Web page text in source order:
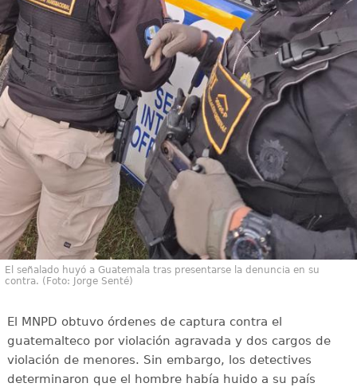
El señalado huyó a Guatemala tras presentarse la denuncia en su
contra. (Foto: Jorge Senté)
El MNPD obtuvo órdenes de captura contra el
guatemalteco por violación agravada y dos cargos de
violación de menores. Sin embargo, los detectives
determinaron que el hombre había huido a su país